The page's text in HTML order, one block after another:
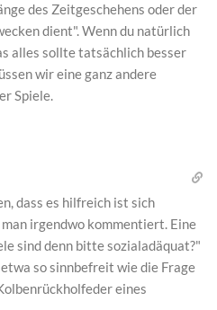
des Zeitgeschehens oder der
dient". Wenn du natürlich
alles sollte tatsächlich besser
wir eine ganz andere
Spiele.
dass es hilfreich ist sich
irgendwo kommentiert. Eine
sind denn bitte sozialadäquat?"
so sinnbefreit wie die Frage
eines